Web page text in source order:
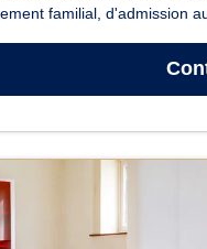
familial, d'admission